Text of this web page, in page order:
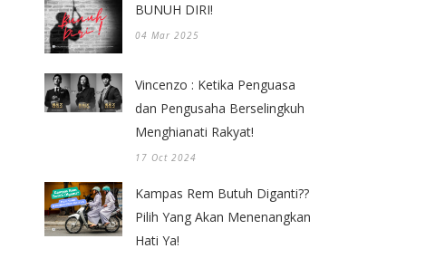
BUNUH DIRI!
04 Mar 2025
Vincenzo : Ketika Penguasa
dan Pengusaha Berselingkuh
Menghianati Rakyat!
17 Oct 2024
Kampas Rem Butuh Diganti??
Pilih Yang Akan Menenangkan
Hati Ya!